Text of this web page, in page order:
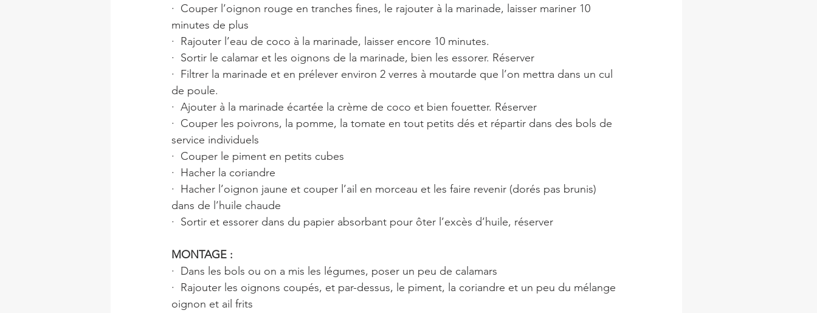
·  Couper l’oignon rouge en tranches fines, le rajouter à la marinade, laisser mariner 10
minutes de plus
·  Rajouter l’eau de coco à la marinade, laisser encore 10 minutes.
·  Sortir le calamar et les oignons de la marinade, bien les essorer. Réserver
·  Filtrer la marinade et en prélever environ 2 verres à moutarde que l’on mettra dans un cul
de poule.
·  Ajouter à la marinade écartée la crème de coco et bien fouetter. Réserver
·  Couper les poivrons, la pomme, la tomate en tout petits dés et répartir dans des bols de
service individuels
·  Couper le piment en petits cubes
·  Hacher la coriandre
·  Hacher l’oignon jaune et couper l’ail en morceau et les faire revenir (dorés pas brunis)
dans de l’huile chaude
·  Sortir et essorer dans du papier absorbant pour ôter l’excès d’huile, réserver
MONTAGE :
·  Dans les bols ou on a mis les légumes, poser un peu de calamars
·  Rajouter les oignons coupés, et par-dessus, le piment, la coriandre et un peu du mélange
oignon et ail frits